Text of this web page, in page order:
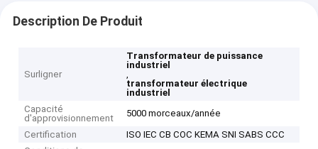
Description De Produit
Surligner
Transformateur de puissance
industriel
,
transformateur électrique
industriel
Capacité
d'approvisionnement
5000 morceaux/année
Certification
ISO IEC CB COC KEMA SNI SABS CCC